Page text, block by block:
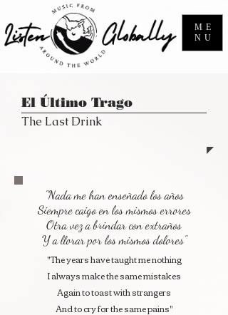
ME
NU
El Último Trago
The Last Drink
"Nada me han enseñado los años
Siempre caigo en los mismos errores
Otra vez a brindar con extraños
Y a llorar por los mismos dolores"
"The years have taught me nothing
I always make the same mistakes
Again to toast with strangers
And to cry for the same pains"